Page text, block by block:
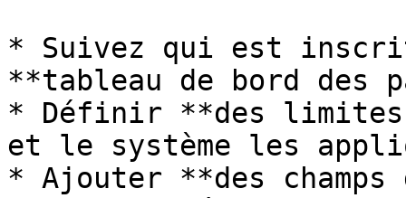
* Suivez qui est
**tableau de bord des
* Définir **des limites
et le système les
* Ajouter **des